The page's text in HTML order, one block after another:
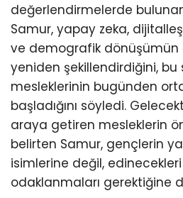
değerlendirmelerde
Samur, yapay zeka,
ve demografik dönüşümün
yeniden şekillendirdiğini,
mesleklerinin bugünden
başladığını söyledi.
araya getiren mesleklerin
belirten Samur, gençlerin
isimlerine değil,
odaklanmaları gerektiğine